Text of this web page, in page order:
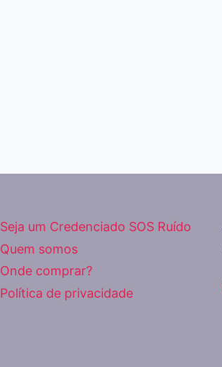
Seja um Credenciado SOS Ruído
Quem somos
Onde comprar?
Política de privacidade